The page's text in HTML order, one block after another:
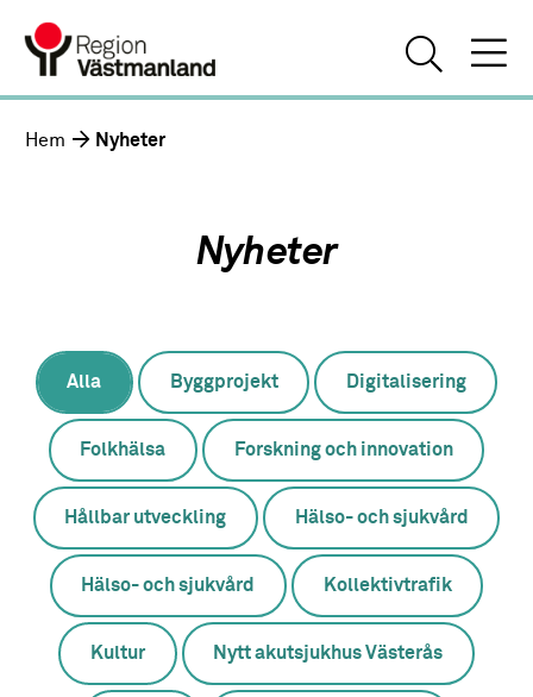
Hem Nyheter
Nyheter
Alla Byggprojekt Digitalisering
Folkhälsa Forskning och innovation
Hållbar utveckling Hälso- och sjukvård
Hälso- och sjukvård Kollektivtrafik
Kultur Nytt akutsjukhus Västerås